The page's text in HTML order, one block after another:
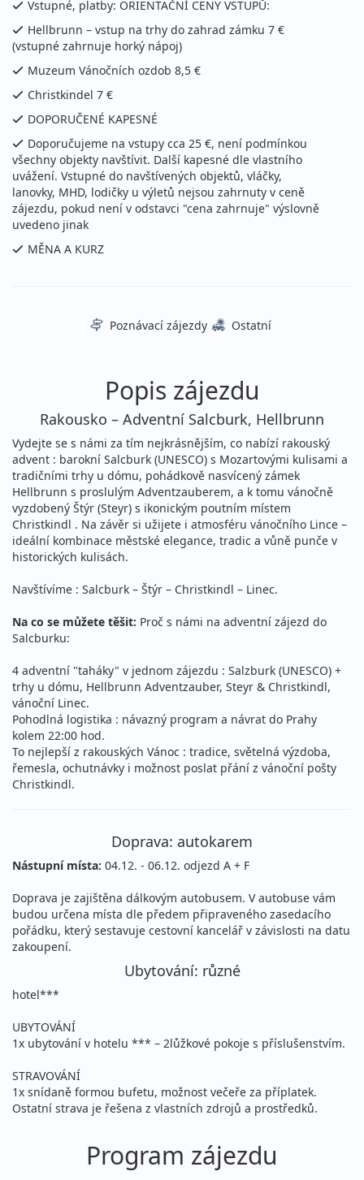
Vstupné, platby: ORIENTAČNÍ CENY VSTUPŮ:
Hellbrunn – vstup na trhy do zahrad zámku 7 €
(vstupné zahrnuje horký nápoj)
Muzeum Vánočních ozdob 8,5 €
Christkindel 7 €
DOPORUČENÉ KAPESNÉ
Doporučujeme na vstupy cca 25 €, není podmínkou
všechny objekty navštívit. Další kapesné dle vlastního
uvážení. Vstupné do navštívených objektů, vláčky,
lanovky, MHD, lodičky u výletů nejsou zahrnuty v ceně
zájezdu, pokud není v odstavci "cena zahrnuje" výslovně
uvedeno jinak
MĚNA A KURZ
Poznávací zájezdy Ostatní
Popis zájezdu
Rakousko – Adventní Salcburk, Hellbrunn
Vydejte se s námi za tím nejkrásnějším, co nabízí rakouský
advent : barokní Salcburk (UNESCO) s Mozartovými kulisami a
tradičními trhy u dómu, pohádkově nasvícený zámek
Hellbrunn s proslulým Adventzauberem, a k tomu vánočně
vyzdobený Štýr (Steyr) s ikonickým poutním místem
Christkindl . Na závěr si užijete i atmosféru vánočního Lince –
ideální kombinace městské elegance, tradic a vůně punče v
historických kulisách.
Navštívíme : Salcburk – Štýr – Christkindl – Linec.
Na co se můžete těšit: Proč s námi na adventní zájezd do
Salcburku:
4 adventní "taháky" v jednom zájezdu : Salzburk (UNESCO) +
trhy u dómu, Hellbrunn Adventzauber, Steyr & Christkindl,
vánoční Linec.
Pohodlná logistika : návazný program a návrat do Prahy
kolem 22:00 hod.
To nejlepší z rakouských Vánoc : tradice, světelná výzdoba,
řemesla, ochutnávky i možnost poslat přání z vánoční pošty
Christkindl.
Doprava: autokarem
Nástupní místa: 04.12. - 06.12. odjezd A + F
Doprava je zajištěna dálkovým autobusem. V autobuse vám
budou určena místa dle předem připraveného zasedacího
pořádku, který sestavuje cestovní kancelář v závislosti na datu
zakoupení.
Ubytování: různé
hotel***
UBYTOVÁNÍ
1x ubytování v hotelu *** – 2lůžkové pokoje s příslušenstvím.
STRAVOVÁNÍ
1x snídaně formou bufetu, možnost večeře za příplatek.
Ostatní strava je řešena z vlastních zdrojů a prostředků.
Program zájezdu